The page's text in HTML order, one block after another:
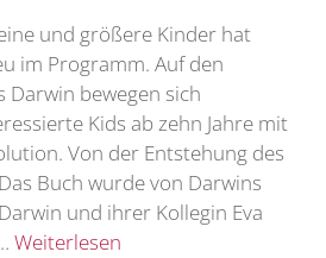
und größere Kinder hat
im Programm. Auf den
Darwin bewegen sich
Kids ab zehn Jahre mit
Von der Entstehung des
Buch wurde von Darwins
und ihrer Kollegin Eva
Weiterlesen